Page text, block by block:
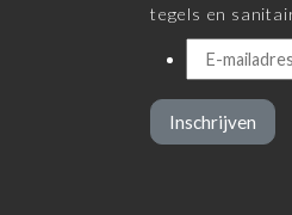
tegels en
Inschrijven